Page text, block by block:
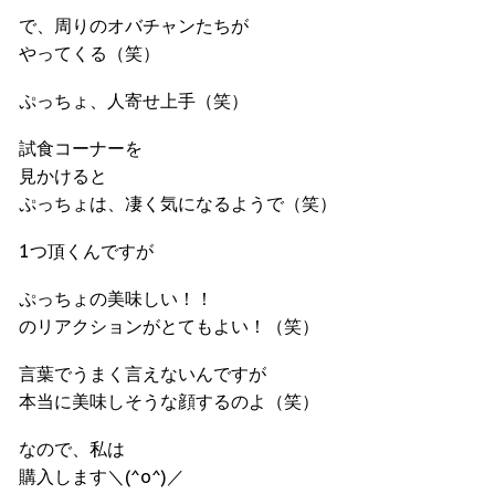
で、周りのオバチャンたちが
やってくる（笑）
ぷっちょ、人寄せ上手（笑）
試食コーナーを
見かけると
ぷっちょは、凄く気になるようで（笑）
1つ頂くんですが
ぷっちょの美味しい！！
のリアクションがとてもよい！（笑）
言葉でうまく言えないんですが
本当に美味しそうな顔するのよ（笑）
なので、私は
購入します＼(^o^)／